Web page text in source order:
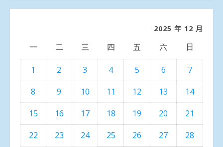
分
2025 年 12 月
一 二 三 四 五 六 日
1 2 3 4 5 6
7
8
9 10 11 12 13
14
15
16 17 18 19 20
21
22
23 24 25 26 27
28